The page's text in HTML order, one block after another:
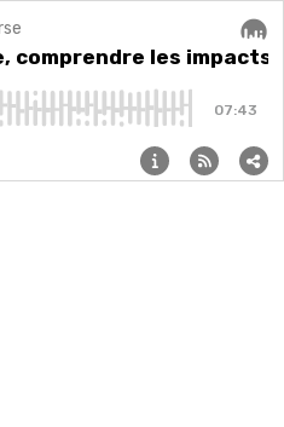
comprendre les impacts
comprendre les impacts
07:43